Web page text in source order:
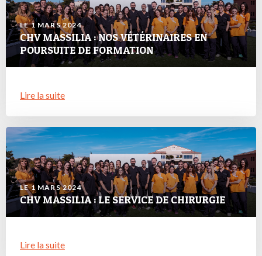
LE 1 MARS 2024
CHV MASSILIA : NOS VÉTÉRINAIRES EN
POURSUITE DE FORMATION
Lire la suite
LE 1 MARS 2024
CHV MASSILIA : LE SERVICE DE CHIRURGIE
Lire la suite